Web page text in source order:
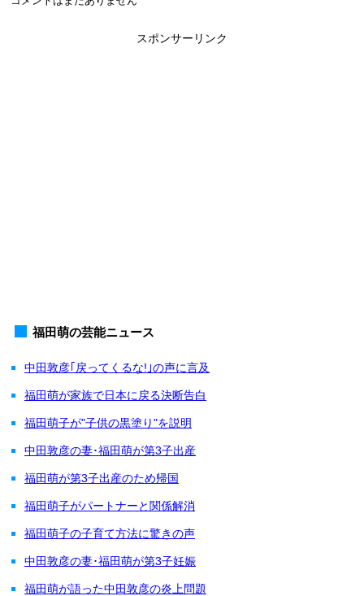
スポンサーリンク
福田萌の芸能ニュース
中田敦彦｢戻ってくるな!｣の声に言及
福田萌が家族で日本に戻る決断告白
福田萌子が"子供の黒塗り"を説明
中田敦彦の妻･福田萌が第3子出産
福田萌が第3子出産のため帰国
福田萌子がパートナーと関係解消
福田萌子の子育て方法に驚きの声
中田敦彦の妻･福田萌が第3子妊娠
福田萌が語った中田敦彦の炎上問題